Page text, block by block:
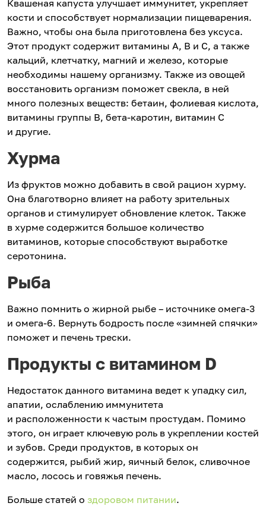
Квашеная капуста улучшает иммунитет, укрепляет
кости и способствует нормализации пищеварения.
Важно, чтобы она была приготовлена без уксуса.
Этот продукт содержит витамины А, В и С, а также
кальций, клетчатку, магний и железо, которые
необходимы нашему организму. Также из овощей
восстановить организм поможет свекла, в ней
много полезных веществ: бетаин, фолиевая кислота,
витамины группы B, бета-каротин, витамин С
и другие.
Хурма
Из фруктов можно добавить в свой рацион хурму.
Она благотворно влияет на работу зрительных
органов и стимулирует обновление клеток. Также
в хурме содержится большое количество
витаминов, которые способствуют выработке
серотонина.
Рыба
Важно помнить о жирной рыбе – источнике омега-3
и омега-6. Вернуть бодрость после «зимней спячки»
поможет и печень трески.
Продукты с витамином D
Недостаток данного витамина ведет к упадку сил,
апатии, ослаблению иммунитета
и расположенности к частым простудам. Помимо
этого, он играет ключевую роль в укреплении костей
и зубов. Среди продуктов, в которых он
содержится, рыбий жир, яичный белок, сливочное
масло, лосось и говяжья печень.
Больше статей о здоровом питании.